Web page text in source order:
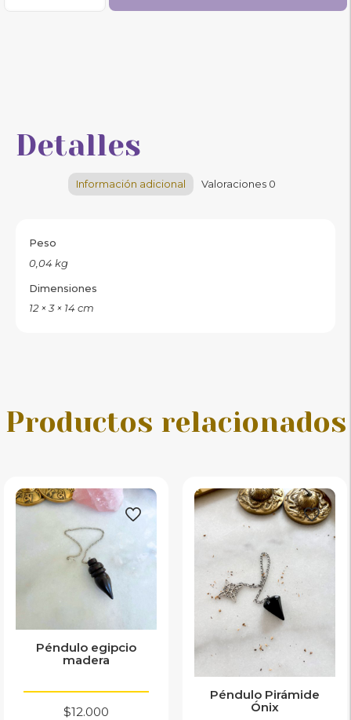
Detalles
Información adicional Valoraciones 0
Peso
0,04 kg
Dimensiones
12 × 3 × 14 cm
Productos relacionados
Péndulo egipcio
madera
$12.000
Péndulo Pirámide
Ónix